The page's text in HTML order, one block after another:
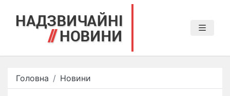
Головна Новини